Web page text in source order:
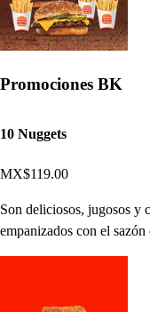
Promociones BK
10 Nuggets
MX$119.00
Son deliciosos, jugosos y
empanizados con el